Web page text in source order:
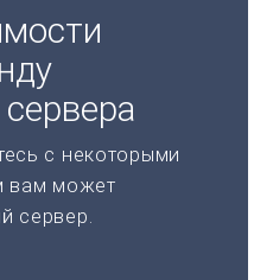
с некоторыми
вам может
сервер.